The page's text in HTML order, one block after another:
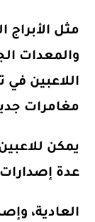
مثل
والمعدات
اللاعبين
مغامرات
يمكن
عدة
العادية،